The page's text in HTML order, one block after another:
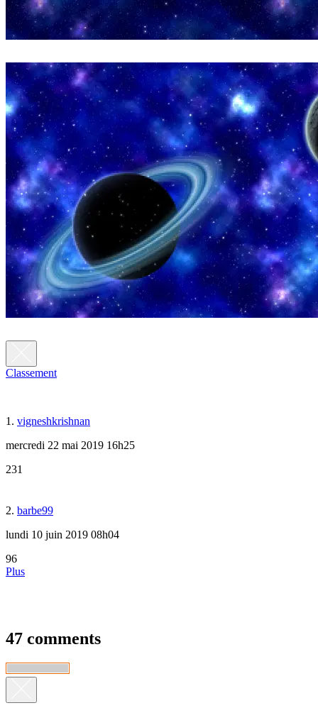
Classement
1. vigneshkrishnan
mercredi 22 mai 2019 16h25
231
2. barbe99
lundi 10 juin 2019 08h04
96
Plus
47 comments